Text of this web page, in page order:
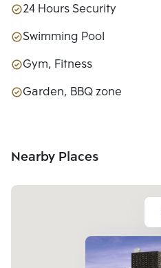
24 Hours Security
Swimming Pool
Gym, Fitness
Garden, BBQ zone
Nearby Places